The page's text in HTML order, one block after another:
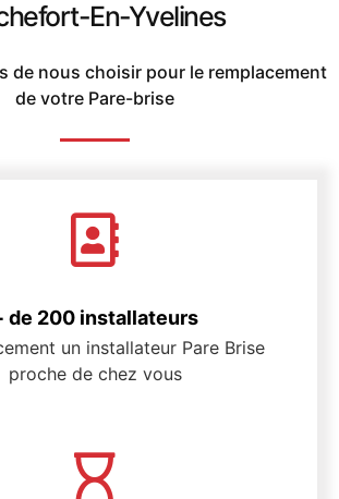
En-Yvelines
de nous choisir pour le remplacement
de votre Pare-brise
de 200 installateurs
un installateur Pare Brise
proche de chez vous